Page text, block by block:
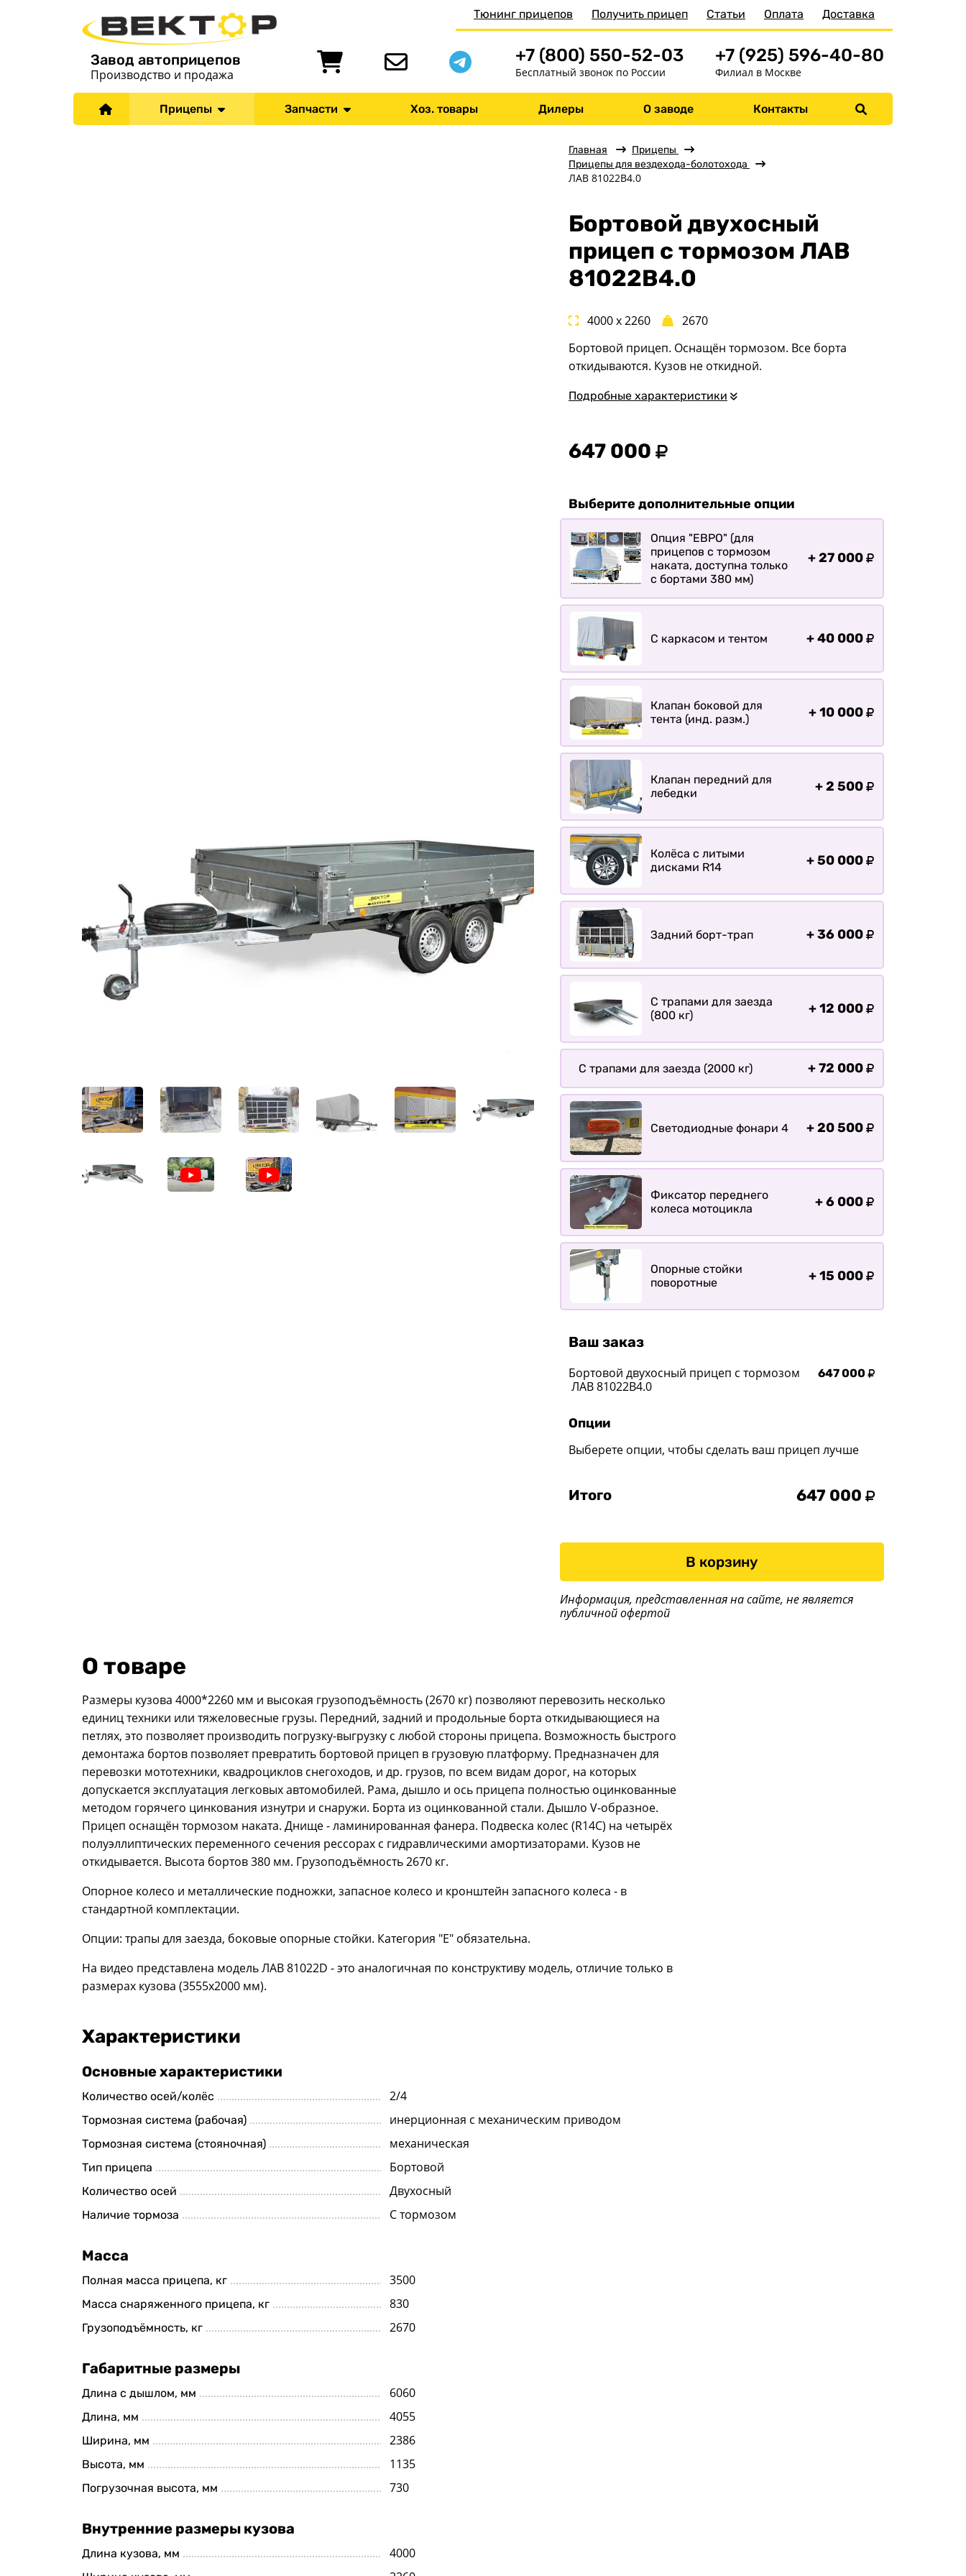
Меню
Для водной техники
Спец. назначения
Прицепы для
снегоходов
мотоциклов
корпусом
Прицепы для вездехода-
болотохода
Прицепы для мотоблока
Прицепы для ПВХ Ротан
байдарок, каноэ, САП
Запчасти
Дилеры
О заводе
Тюнинг прицепов
Оплата
Завод автоприцепов
Производство и продажа
Тюнинг прицепов Получить прицеп Статьи Оплата Доставка
+7 (800) 550-52-03
Бесплатный звонок по России
+7 (925) 596-40-80
Филиал в Москве
Прицепы Запчасти Хоз. товары Дилеры О заводе Контакты
Главная
Прицепы
Прицепы для вездехода-болотохода
ЛАВ 81022B4.0
Бортовой двухосный
прицеп с тормозом ЛАВ
81022B4.0
4000 x 2260
2670
Бортовой прицеп. Оснащён тормозом. Все борта
откидываются. Кузов не откидной.
Подробные характеристики
647 000
Выберите дополнительные опции
Опция "ЕВРО" (для
прицепов с тормозом
наката, доступна только
с бортами 380 мм)
+27 000
С каркасом и тентом +40 000
Клапан боковой для
тента (инд. разм.)
+10 000
Клапан передний для
лебедки
+2 500
Колёса с литыми
дисками R14
+50 000
Задний борт-трап +36 000
С трапами для заезда
(800 кг)
+12 000
С трапами для заезда (2000 кг) +72 000
Светодиодные фонари 4 +20 500
Фиксатор переднего
колеса мотоцикла
+6 000
Опорные стойки
поворотные
+15 000
Ваш заказ
Бортовой двухосный прицеп с тормозом
ЛАВ 81022B4.0
647 000
Опции
Выберете опции, чтобы сделать ваш прицеп лучше
Итого 647 000
В корзину
Информация, представленная на сайте, не является
публичной офертой
О товаре
Размеры кузова 4000*2260 мм и высокая грузоподъёмность (2670 кг) позволяют перевозить несколько
единиц техники или тяжеловесные грузы. Передний, задний и продольные борта откидывающиеся на
петлях, это позволяет производить погрузку-выгрузку с любой стороны прицепа. Возможность быстрого
демонтажа бортов позволяет превратить бортовой прицеп в грузовую платформу. Предназначен для
перевозки мототехники, квадроциклов снегоходов, и др. грузов, по всем видам дорог, на которых
допускается эксплуатация легковых автомобилей. Рама, дышло и ось прицепа полностью оцинкованные
методом горячего цинкования изнутри и снаружи. Борта из оцинкованной стали. Дышло V-образное.
Прицеп оснащён тормозом наката. Днище - ламинированная фанера. Подвеска колес (R14С) на четырёх
полуэллиптических переменного сечения рессорах с гидравлическими амортизаторами. Кузов не
откидывается. Высота бортов 380 мм. Грузоподъёмность 2670 кг.
Опорное колесо и металлические подножки, запасное колесо и кронштейн запасного колеса - в
стандартной комплектации.
Опции: трапы для заезда, боковые опорные стойки. Категория "Е" обязательна.
На видео представлена модель ЛАВ 81022D - это аналогичная по конструктиву модель, отличие только в
размерах кузова (3555х2000 мм).
Характеристики
Основные характеристики
Количество осей/колёс 2/4
Тормозная система (рабочая) инерционная с механическим приводом
Тормозная система (стояночная) механическая
Тип прицепа Бортовой
Количество осей Двухосный
Наличие тормоза С тормозом
Масса
Полная масса прицепа, кг 3500
Масса снаряженного прицепа, кг 830
Грузоподъёмность, кг 2670
Габаритные размеры
Длина с дышлом, мм 6060
Длина, мм 4055
Ширина, мм 2386
Высота, мм 1135
Погрузочная высота, мм 730
Внутренние размеры кузова
Длина кузова, мм 4000